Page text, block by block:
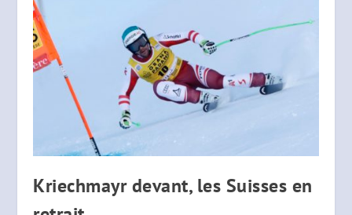
Kriechmayr devant, les Suisses en